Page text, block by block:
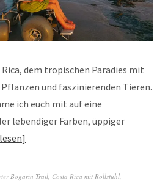
dem tropischen Paradies mit
und faszinierenden Tieren.
ich euch mit auf eine
lebendiger Farben, üppiger
Bogarin Trail, Costa Rica mit Rollstuhl,